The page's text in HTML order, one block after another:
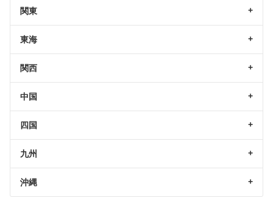
関東
東海
関西
中国
四国
九州
沖縄